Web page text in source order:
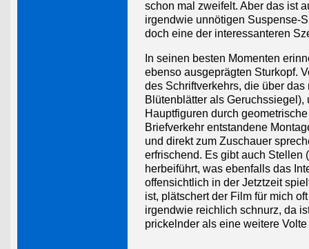
schon mal zweifelt. Aber das ist
irgendwie unnötigen Suspense-
doch eine der interessanteren
In seinen besten Momenten
ebenso ausgeprägten Sturkopf.
des Schriftverkehrs, die über
Blütenblätter als
Hauptfiguren durch
Briefverkehr entstandene
und direkt zum Zuschauer
erfrischend. Es gibt auch Stellen
herbeiführt, was ebenfalls das
offensichtlich in der Jetztzeit
ist, plätschert der Film für mich
irgendwie reichlich schnurz, da
prickelnder als eine weitere